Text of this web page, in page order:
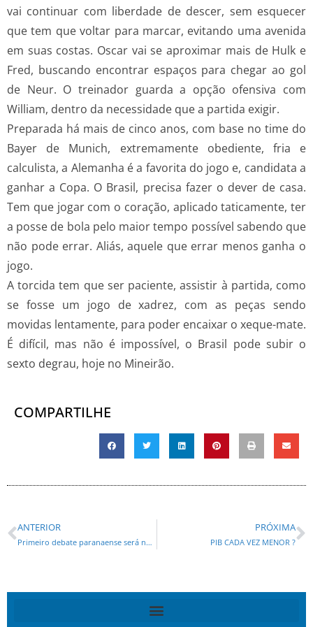
vai continuar com liberdade de descer, sem esquecer
que tem que voltar para marcar, evitando uma avenida
em suas costas. Oscar vai se aproximar mais de Hulk e
Fred, buscando encontrar espaços para chegar ao gol
de Neur. O treinador guarda a opção ofensiva com
William, dentro da necessidade que a partida exigir.
Preparada há mais de cinco anos, com base no time do
Bayer de Munich, extremamente obediente, fria e
calculista, a Alemanha é a favorita do jogo e, candidata a
ganhar a Copa. O Brasil, precisa fazer o dever de casa.
Tem que jogar com o coração, aplicado taticamente, ter
a posse de bola pelo maior tempo possível sabendo que
não pode errar. Aliás, aquele que errar menos ganha o
jogo.
A torcida tem que ser paciente, assistir à partida, como
se fosse um jogo de xadrez, com as peças sendo
movidas lentamente, para poder encaixar o xeque-mate.
É difícil, mas não é impossível, o Brasil pode subir o
sexto degrau, hoje no Mineirão.
COMPARTILHE
ANTERIOR
Primeiro debate paranaense será na Band no dia 14 de agosto
PRÓXIMA
PIB CADA VEZ MENOR ?